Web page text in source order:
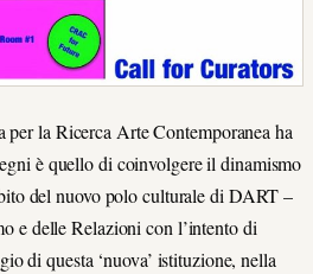
la Ricerca Arte Contemporanea ha
è quello di coinvolgere il dinamismo
del nuovo polo culturale di DART –
e delle Relazioni con l’intento di
di questa ‘nuova’ istituzione, nella